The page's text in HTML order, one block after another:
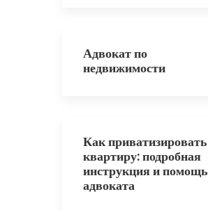
Адвокат по
недвижимости
Как приватизировать
квартиру: подробная
инструкция и помощь
адвоката